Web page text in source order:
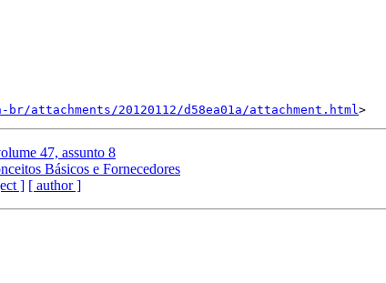
20120112/d58ea01a/attachment.html
47, assunto 8
Básicos e Fornecedores
] [ author ]